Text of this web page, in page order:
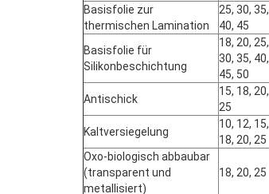
Basisfolie zur
thermischen Lamination
25, 30, 35,
40, 45
Basisfolie für
Silikonbeschichtung
18, 20, 25,
30, 35, 40,
45, 50
Antischick
15, 18, 20,
25
Kaltversiegelung
10, 12, 15,
18, 20, 25
Oxo-biologisch abbaubar
(transparent und
metallisiert)
18, 20, 25